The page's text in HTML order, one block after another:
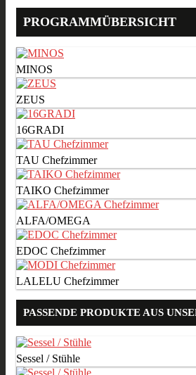
PROGRAMMÜBERSICHT
MINOS
ZEUS
16GRADI
TAU Chefzimmer
TAIKO Chefzimmer
ALFA/OMEGA
EDOC Chefzimmer
LALELU Chefzimmer
PASSENDE PRODUKTE AUS
Sessel / Stühle